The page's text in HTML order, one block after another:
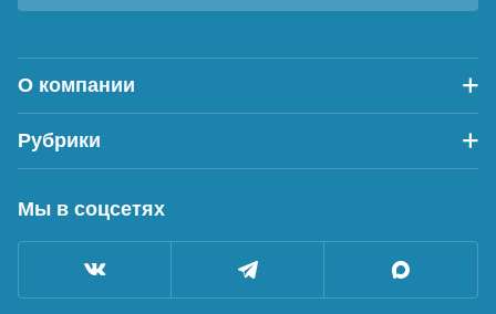
О компании
Рубрики
Мы в соцсетях